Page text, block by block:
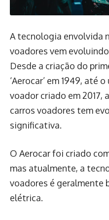
A tecnologia envolvida
voadores vem
Desde a criação do
‘Aerocar’ em 1949,
voador criado em 2017,
carros voadores tem
significativa.
O Aerocar foi criado
mas atualmente, a
voadores é geralmente
elétrica.